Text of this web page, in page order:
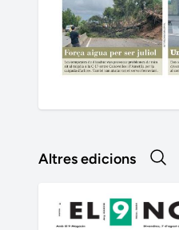
Altres edicions